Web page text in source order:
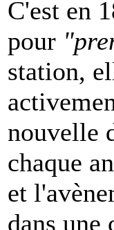
C'est en
pour
station,
nouvelle
chaque
et
dans